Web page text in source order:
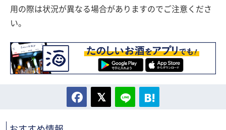
用の際は状況が異なる場合がありますのでご注意くださ
い。